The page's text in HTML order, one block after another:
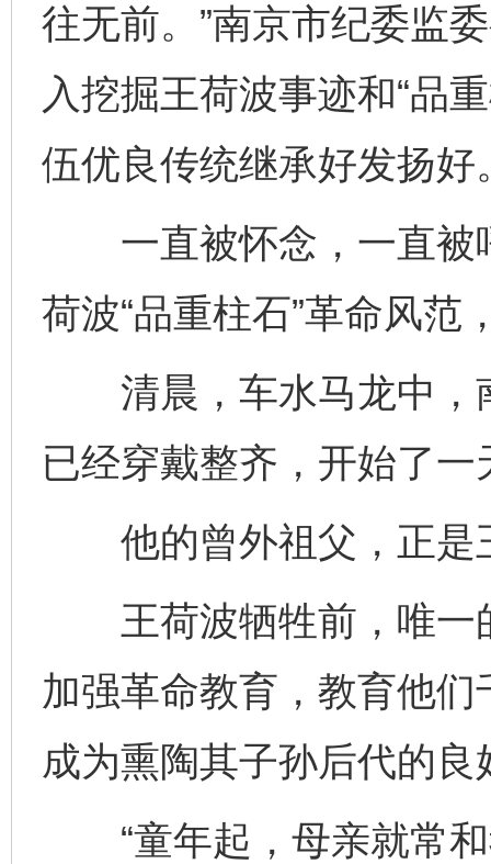
往无前。”南京市纪委监
入挖掘王荷波事迹和“品
伍优良传统继承好发扬好
一直被怀念，一直被
荷波“品重柱石”革命风范
清晨，车水马龙中，
已经穿戴整齐，开始了一
他的曾外祖父，正是
王荷波牺牲前，唯一
加强革命教育，教育他
成为熏陶其子孙后代的良
“童年起，母亲就常和